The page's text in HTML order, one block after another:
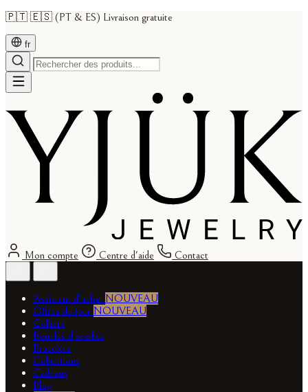
🇵🇹 🇪🇸 (PT & ES) Livraison gratuite
fr
Mon compte Centre d'aide Contact
Assistant d'achat NOUVEAU
Offres du jour NOUVEAU
Colliers
Boucles d'oreilles
Bracelets
Collections
Cadeaux
Blog